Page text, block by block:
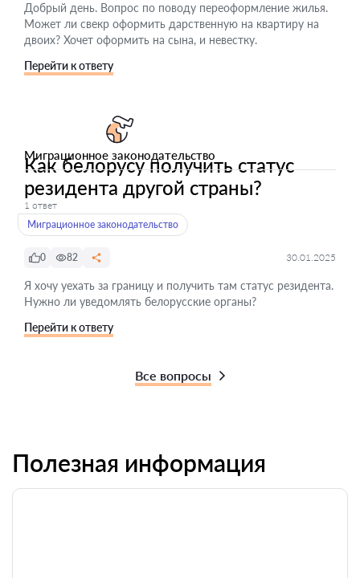
Добрый день. Вопрос по поводу переоформление жилья.
Может ли свекр оформить дарственную на квартиру на
двоих? Хочет оформить на сына, и невестку.
Перейти к ответу
Миграционное законодательство
Как белорусу получить статус
резидента другой страны?
1 ответ
Миграционное законодательство
0 82 30.01.2025
Я хочу уехать за границу и получить там статус резидента.
Нужно ли уведомлять белорусские органы?
Перейти к ответу
Все вопросы
Полезная информация